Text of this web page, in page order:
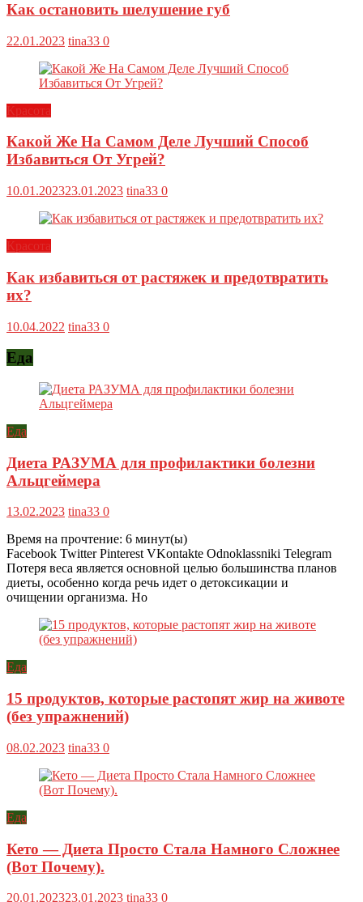
Как остановить шелушение губ
22.01.2023 tina33 0
Красота
Какой Же На Самом Деле Лучший Способ
Избавиться От Угрей?
10.01.202323.01.2023 tina33 0
Красота
Как избавиться от растяжек и предотвратить
их?
10.04.2022 tina33 0
Еда
Еда
Диета РАЗУМА для профилактики болезни
Альцгеймера
13.02.2023 tina33 0
Время на прочтение: 6 минут(ы)
Facebook Twitter Pinterest VKontakte Odnoklassniki Telegram
Потеря веса является основной целью большинства планов
диеты, особенно когда речь идет о детоксикации и
очищении организма. Но
Еда
15 продуктов, которые растопят жир на животе
(без упражнений)
08.02.2023 tina33 0
Еда
Кето — Диета Просто Стала Намного Сложнее
(Вот Почему).
20.01.202323.01.2023 tina33 0